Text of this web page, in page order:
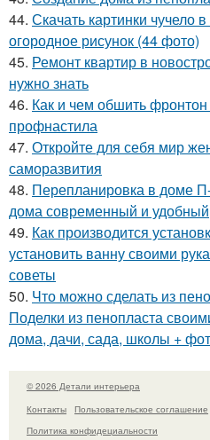
44. Скачать картинки чучело
огородное рисунок (44 фото)
45. Ремонт квартир в
нужно знать
46. Как и чем обшить
профнастила
47. Откройте для себя мир
саморазвития
48. Перепланировка в доме П-
дома современный и удобный
49. Как производится
установить ванну своими
советы
50. Что можно сделать из
Поделки из пенопласта
дома, дачи, сада, школы +
© 2026 Детали интерьера
Контакты
Пользовательское соглашение
Политика конфидециальности